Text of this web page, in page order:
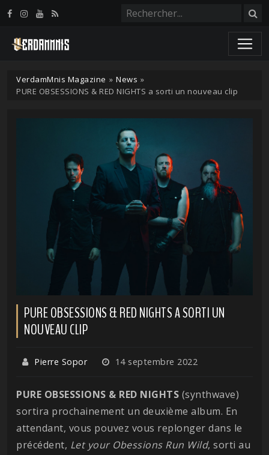
VerdamMnis Magazine » News »
PURE OBSESSIONS & RED NIGHTS a sorti un nouveau clip
PURE OBSESSIONS & RED NIGHTS A SORTI UN
NOUVEAU CLIP
Pierre Sopor 14 septembre 2022
PURE OBSESSIONS & RED NIGHTS (synthwave)
sortira prochainement un deuxième album. En
attendant, vous pouvez vous replonger dans le
précédent, Let your Obessions Run Wild, sorti au
Panneau de gestion des cookies